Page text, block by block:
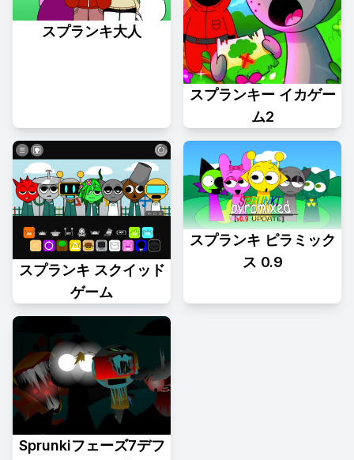
スプランキ大人
スプランキー イカゲー
ム2
スプランキ スクイッド
ゲーム
スプランキ ピラミック
ス 0.9
Sprunkiフェーズ7デフ